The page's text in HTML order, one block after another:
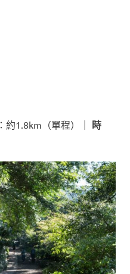
：約1.8km（單程）｜ 時